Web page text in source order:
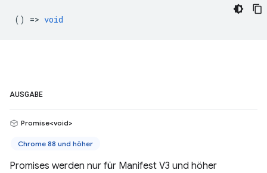
() => void
AUSGABE
Promise<void>
Chrome 88 und höher
Promises werden nur für Manifest V3 und höher